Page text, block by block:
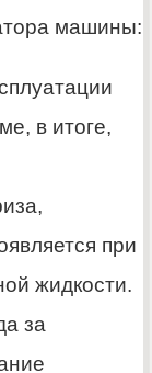
машины:
в итоге,
при
жидкости.
за